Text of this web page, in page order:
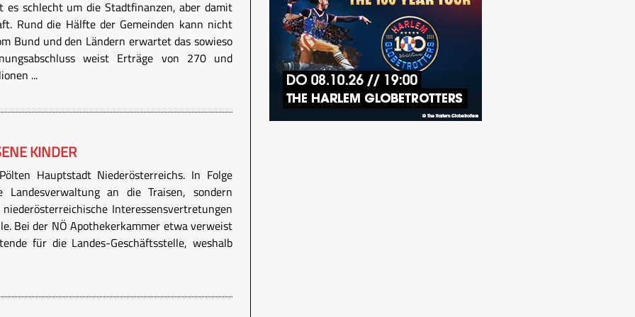
es schlecht um die Stadtfinanzen, aber damit
Rund die Hälfte der Gemeinden kann nicht
Bund und den Ländern erwartet das sowieso
weist Erträge von 270 und
...
KINDER
Hauptstadt Niederösterreichs. In Folge
an die Traisen, sondern
Interessensvertretungen
Bei der NÖ Apothekerkammer etwa verweist
für die Landes-Geschäftsstelle, weshalb